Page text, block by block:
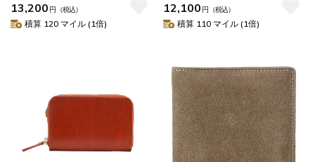
13,200 円 （税込）
積算 120 マイル (1倍)
12,100 円 （税込）
積算 110 マイル (1倍)